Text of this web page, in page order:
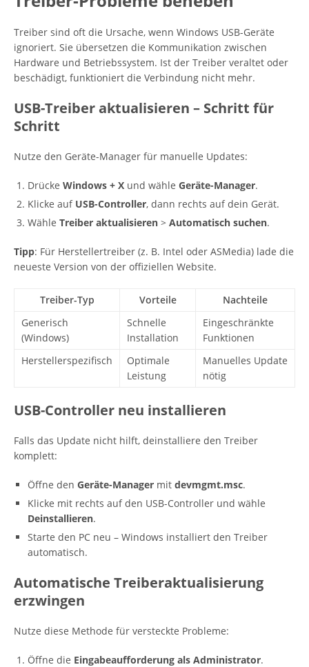
Treiber sind oft die Ursache, wenn Windows USB-Geräte
ignoriert. Sie übersetzen die Kommunikation zwischen
Hardware und Betriebssystem. Ist der Treiber veraltet oder
beschädigt, funktioniert die Verbindung nicht mehr.
USB-Treiber aktualisieren – Schritt für
Schritt
Nutze den Geräte-Manager für manuelle Updates:
Drücke Windows + X und wähle Geräte-Manager.
Klicke auf USB-Controller, dann rechts auf dein Gerät.
Wähle Treiber aktualisieren > Automatisch suchen.
Tipp: Für Herstellertreiber (z. B. Intel oder ASMedia) lade die
neueste Version von der offiziellen Website.
Treiber-Typ Vorteile
Nachteile
Generisch
(Windows)
Schnelle
Installation
Eingeschränkte
Funktionen
Herstellerspezifisch
Optimale
Leistung
Manuelles Update
nötig
USB-Controller neu installieren
Falls das Update nicht hilft, deinstalliere den Treiber
komplett:
Öffne den Geräte-Manager mit devmgmt.msc.
Klicke mit rechts auf den USB-Controller und wähle
Deinstallieren.
Starte den PC neu – Windows installiert den Treiber
automatisch.
Automatische Treiberaktualisierung
erzwingen
Nutze diese Methode für versteckte Probleme:
Öffne die Eingabeaufforderung als Administrator.